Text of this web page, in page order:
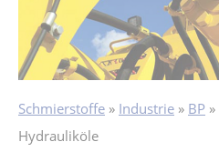
Schmierstoffe Industrie BP
Hydrauliköle